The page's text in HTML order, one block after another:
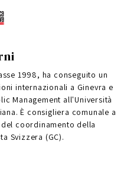
1998, ha conseguito un
internazionali a Ginevra e
Management all'Università
È consigliera comunale a
coordinamento della
Svizzera (GC).